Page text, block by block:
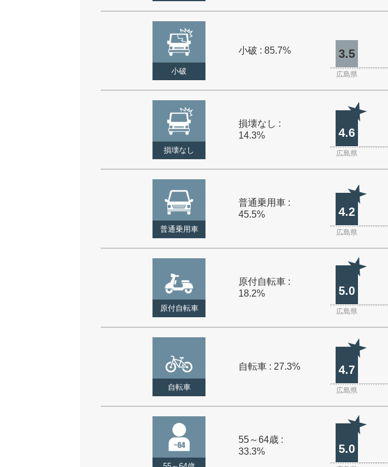
小破
小破 : 85.7% 3.5
広島県
損壊なし
損壊なし :
14.3%
4.6
広島県
普通乗用車
普通乗用車 :
45.5%
4.2
広島県
原付自転車
原付自転車 :
18.2%
5.0
広島県
自転車
自転車 : 27.3% 4.7
広島県
55～64歳 :
33.3%
5.0